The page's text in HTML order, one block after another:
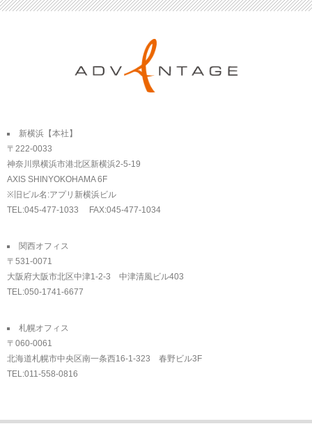
新横浜【本社】
〒222-0033
神奈川県横浜市港北区新横浜2-5-19
AXIS SHINYOKOHAMA 6F
※旧ビル名:アプリ新横浜ビル
TEL:045-477-1033 FAX:045-477-1034
関西オフィス
〒531-0071
大阪府大阪市北区中津1-2-3 中津清風ビル403
TEL:050-1741-6677
札幌オフィス
〒060-0061
北海道札幌市中央区南一条西16-1-323 春野ビル3F
TEL:011-558-0816